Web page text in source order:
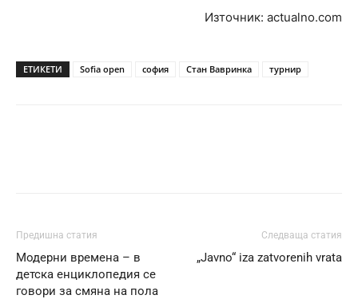
Източник: actualno.com
ЕТИКЕТИ Sofia open софия Стан Вавринка турнир
Предишна статия
Модерни времена – в
детска енциклопедия се
говори за смяна на пола
Следваща статия
„Javno“ iza zatvorenih vrata